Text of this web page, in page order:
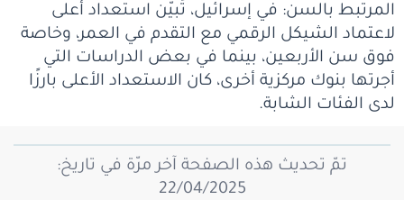
المرتبط بالسن: في إسرائيل، تَبيّن استعداد أعلى
لاعتماد الشيكل الرقمي مع التقدم في العمر، وخاصة
فوق سن الأربعين، بينما في بعض الدراسات التي
أجرتها بنوك مركزية أخرى، كان الاستعداد الأعلى بارزًا
لدى الفئات الشابة.
تمّ تحديث هذه الصفحة آخر مرّة في تاريخ:
22/04/2025